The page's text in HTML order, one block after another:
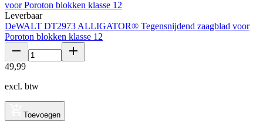
Leverbaar
DeWALT DT2973 ALLIGATOR® Tegensnijdend zaagblad voor
Poroton blokken klasse 12
49,99
excl. btw
Toevoegen